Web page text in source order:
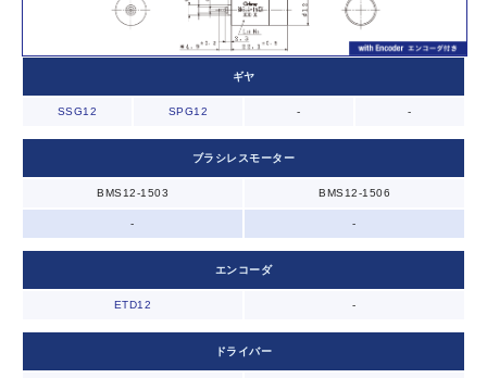
ギヤ
SSG12 SPG12 - -
ブラシレスモーター
BMS12-1503 BMS12-1506
- -
エンコーダ
ETD12 -
ドライバー